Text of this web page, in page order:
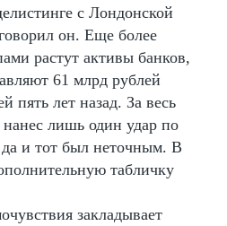
с Лондонской
он. Еще более
растут активы банков,
61 млрд рублей
пять лет назад. За весь
лишь один удар по
и тот был неточным. В
табличку
закладывает